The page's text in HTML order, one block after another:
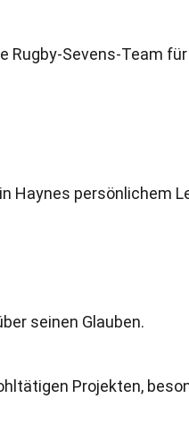
Rugby-Sevens-Team für
Haynes persönlichem
seinen Glauben.
Projekten,